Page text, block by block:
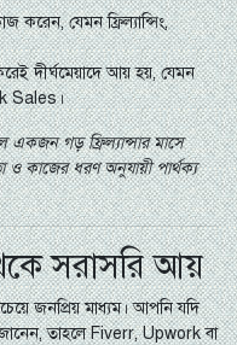
করেন, যেমন ফ্রিল্যান্সিং,
দীর্ঘমেয়াদে আয় হয়, যেমন
Sales।
একজন গড় ফ্রিল্যান্সার মাসে
কাজের ধরণ অনুযায়ী পার্থক্য
সরাসরি আয়
জনপ্রিয় মাধ্যম। আপনি যদি
তাহলে Fiverr, Upwork বা